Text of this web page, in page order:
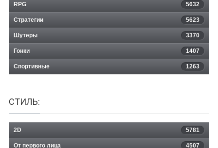
RPG 5632
Стратегии 5623
Шутеры 3370
Гонки 1407
Спортивные 1263
СТИЛЬ:
2D 5781
От первого лица 4507